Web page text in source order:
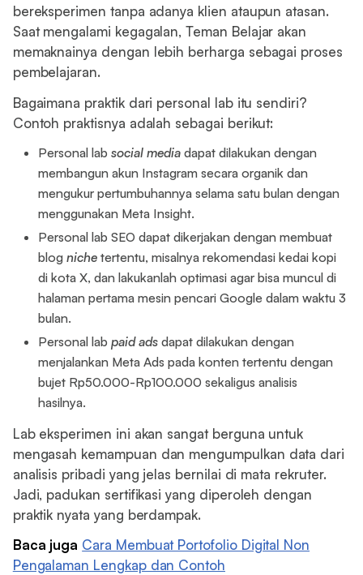
bereksperimen tanpa adanya klien ataupun atasan.
Saat mengalami kegagalan, Teman Belajar akan
memaknainya dengan lebih berharga sebagai proses
pembelajaran.
Bagaimana praktik dari personal lab itu sendiri?
Contoh praktisnya adalah sebagai berikut:
Personal labsocial media dapat dilakukan dengan
membangun akun Instagram secara organik dan
mengukur pertumbuhannya selama satu bulan dengan
menggunakan Meta Insight.
Personal lab SEO dapat dikerjakan dengan membuat
blogniche tertentu, misalnya rekomendasi kedai kopi
di kota X, dan lakukanlah optimasi agar bisa muncul di
halaman pertama mesin pencari Google dalam waktu 3
bulan.
Personal labpaid ads dapat dilakukan dengan
menjalankan Meta Ads pada konten tertentu dengan
bujet Rp50.000-Rp100.000 sekaligus analisis
hasilnya.
Lab eksperimen ini akan sangat berguna untuk
mengasah kemampuan dan mengumpulkan data dari
analisis pribadi yang jelas bernilai di mata rekruter.
Jadi, padukan sertifikasi yang diperoleh dengan
praktik nyata yang berdampak.
Baca juga Cara Membuat Portofolio Digital Non
Pengalaman Lengkap dan Contoh